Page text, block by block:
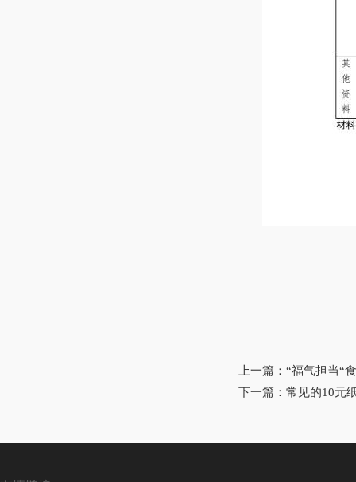
上一篇： “福气担当“
下一篇： 常见的10元